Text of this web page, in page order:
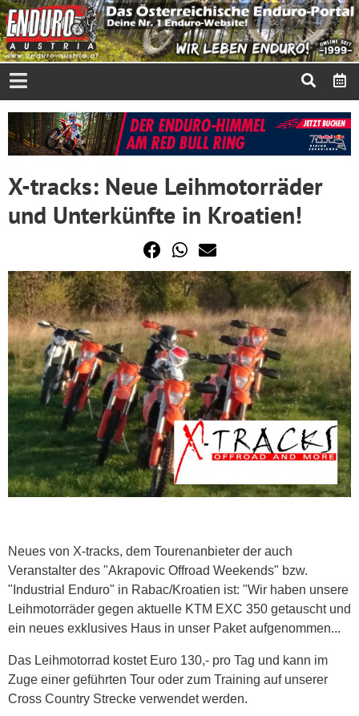
X-tracks: Neue Leihmotorräder
und Unterkünfte in Kroatien!
Neues von X-tracks, dem Tourenanbieter der auch
Veranstalter des "Akrapovic Offroad Weekends" bzw.
"Industrial Enduro" in Rabac/Kroatien ist: "Wir haben unsere
Leihmotorräder gegen aktuelle KTM EXC 350 getauscht und
ein neues exklusives Haus in unser Paket aufgenommen...
Das Leihmotorrad kostet Euro 130,- pro Tag und kann im
Zuge einer geführten Tour oder zum Training auf unserer
Cross Country Strecke verwendet werden.